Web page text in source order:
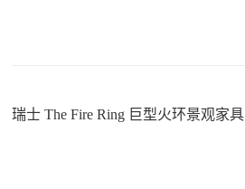
瑞士 The Fire Ring 巨型火环景观家具